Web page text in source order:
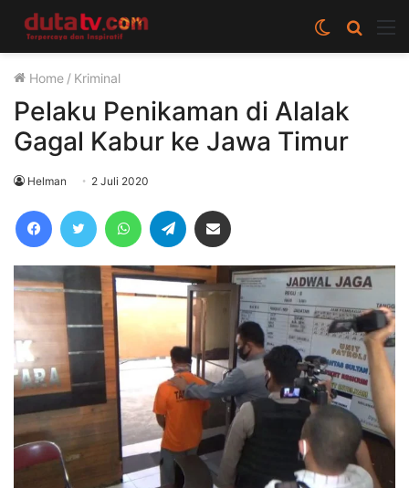
Cari
berita
Switch
skin
Home / Kriminal
Pelaku Penikaman di Alalak
Gagal Kabur ke Jawa Timur
Helman 2 Juli 2020
FacebookTwitter WhatsAppTelegram